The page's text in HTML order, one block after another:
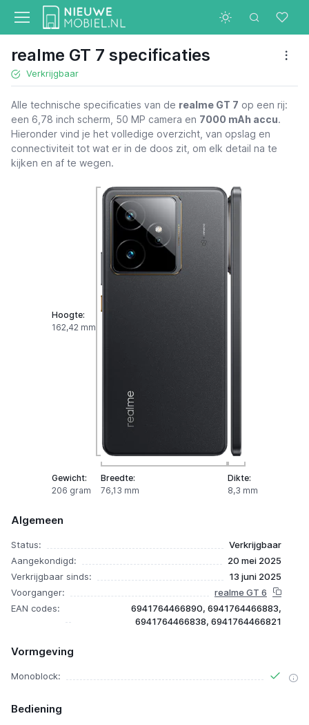
realme GT 7 specificaties
Verkrijgbaar
Alle technische specificaties van de realme GT 7 op een rij:
een 6,78 inch scherm, 50 MP camera en 7000 mAh accu.
Hieronder vind je het volledige overzicht, van opslag en
connectiviteit tot wat er in de doos zit, om elk detail na te
kijken en af te wegen.
Hoogte:
162,42 mm
Gewicht:
206 gram
Breedte:
76,13 mm
Dikte:
8,3 mm
Algemeen
Status:
Verkrijgbaar
Aangekondigd:
20 mei 2025
Verkrijgbaar sinds:
13 juni 2025
Voorganger:
realme GT 6
EAN codes:
6941764466890, 6941764466883,
6941764466838, 6941764466821
Vormgeving
Monoblock:
Bediening